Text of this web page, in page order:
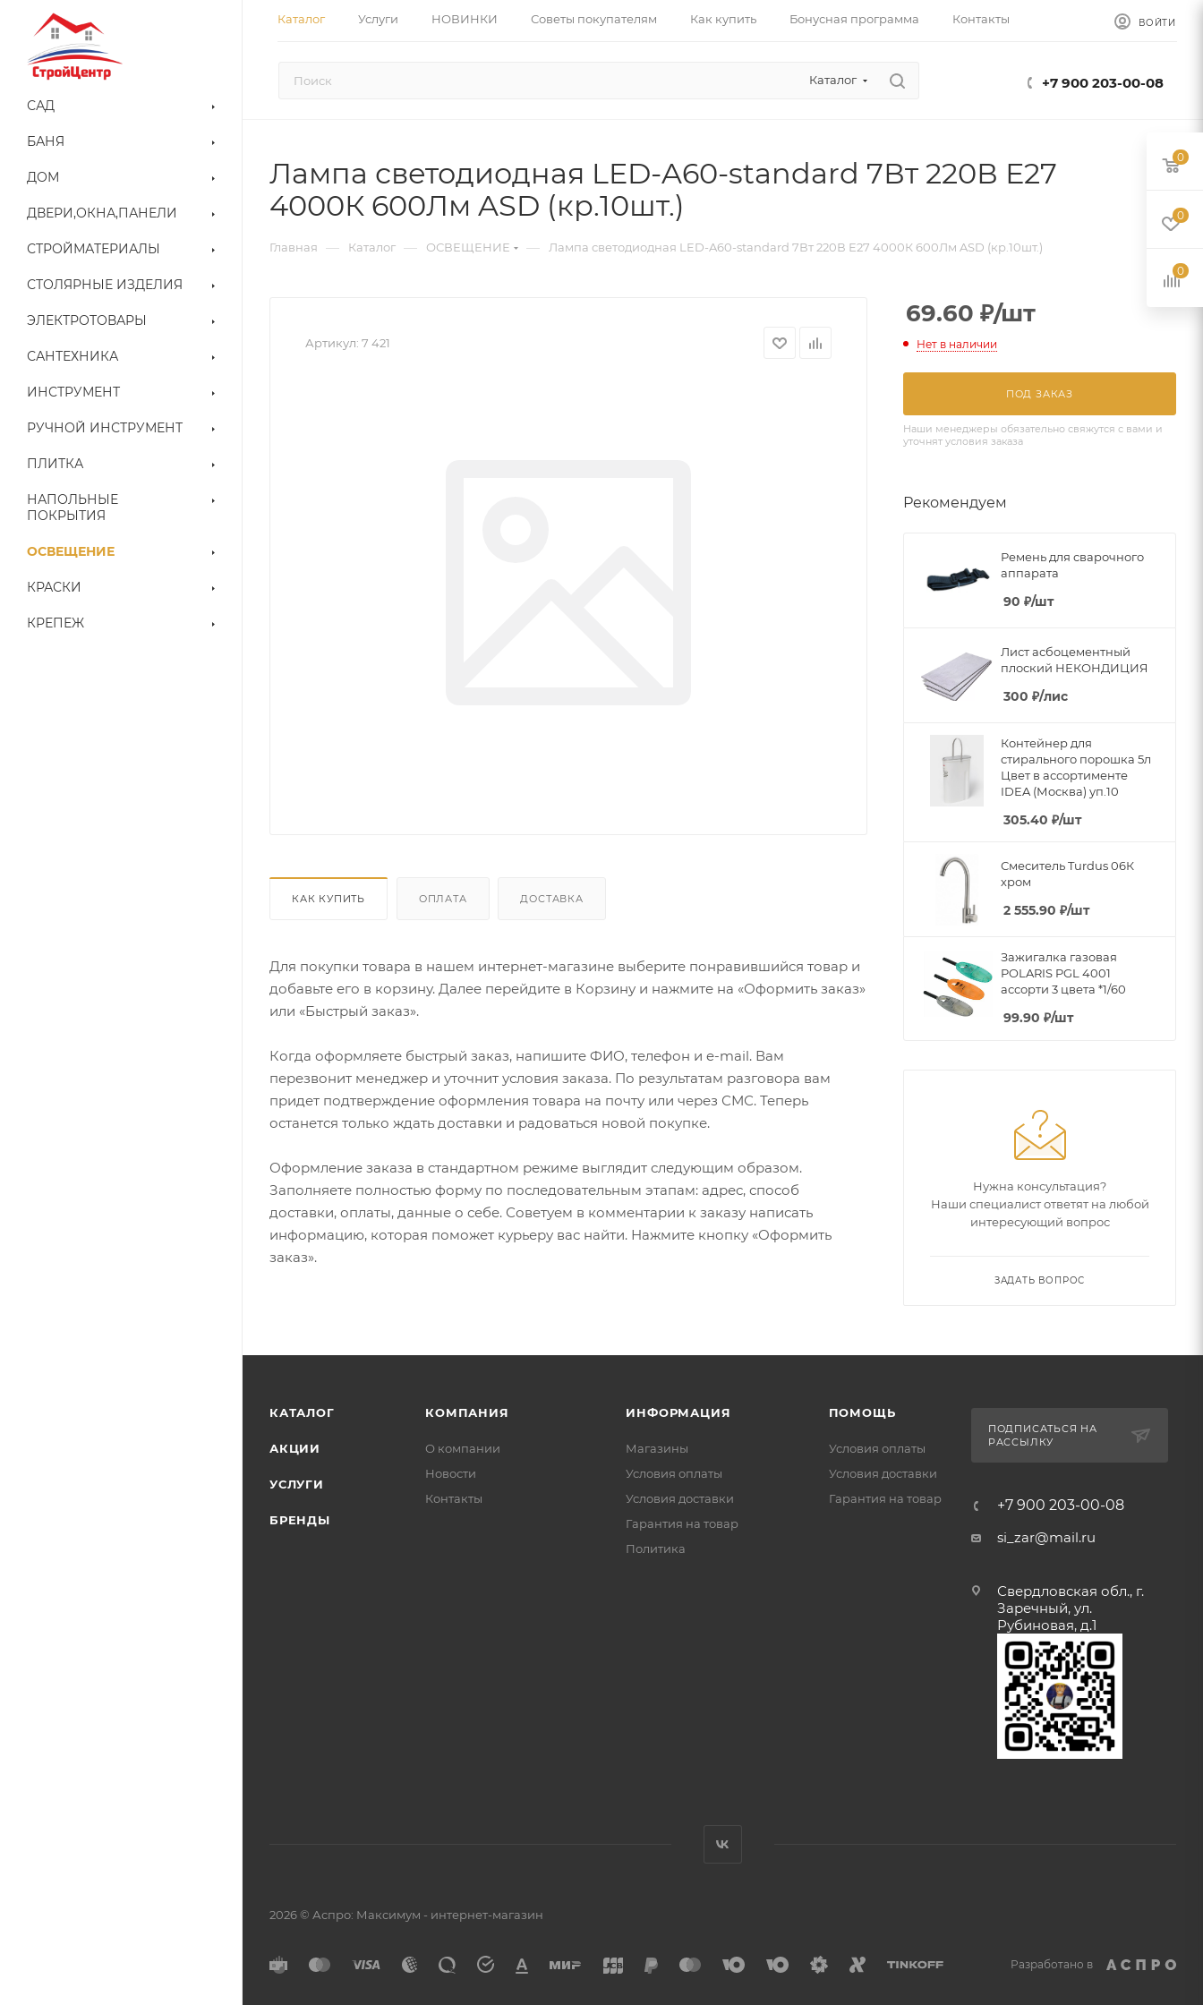
Каталог Услуги НОВИНКИ Советы покупателям Как купить Бонусная программа Контакты ВОЙТИ
Каталог +7 900 203-00-08
САД
БАНЯ
ДОМ
ДВЕРИ,ОКНА,ПАНЕЛИ
СТРОЙМАТЕРИАЛЫ
СТОЛЯРНЫЕ ИЗДЕЛИЯ
ЭЛЕКТРОТОВАРЫ
САНТЕХНИКА
ИНСТРУМЕНТ
РУЧНОЙ ИНСТРУМЕНТ
ПЛИТКА
НАПОЛЬНЫЕ
ПОКРЫТИЯ
ОСВЕЩЕНИЕ
КРАСКИ
КРЕПЕЖ
Лампа светодиодная LED-A60-standard 7Вт 220В Е27
4000К 600Лм ASD (кр.10шт.)
Главная — Каталог — ОСВЕЩЕНИЕ — Лампа светодиодная LED-A60-standard 7Вт 220В Е27 4000К 600Лм ASD (кр.10шт.)
Артикул: 7 421
КАК КУПИТЬ ОПЛАТА ДОСТАВКА
Для покупки товара в нашем интернет-магазине выберите понравившийся товар и
добавьте его в корзину. Далее перейдите в Корзину и нажмите на «Оформить заказ»
или «Быстрый заказ».
Когда оформляете быстрый заказ, напишите ФИО, телефон и e-mail. Вам
перезвонит менеджер и уточнит условия заказа. По результатам разговора вам
придет подтверждение оформления товара на почту или через СМС. Теперь
останется только ждать доставки и радоваться новой покупке.
Оформление заказа в стандартном режиме выглядит следующим образом.
Заполняете полностью форму по последовательным этапам: адрес, способ
доставки, оплаты, данные о себе. Советуем в комментарии к заказу написать
информацию, которая поможет курьеру вас найти. Нажмите кнопку «Оформить
заказ».
69.60 ₽/шт
Нет в наличии
ПОД ЗАКАЗ
Наши менеджеры обязательно свяжутся с вами и
уточнят условия заказа
Рекомендуем
Ремень для сварочного
аппарата
90 ₽/шт
Лист асбоцементный
плоский НЕКОНДИЦИЯ
300 ₽/лис
Контейнер для
стирального порошка 5л
Цвет в ассортименте
IDEA (Москва) уп.10
305.40 ₽/шт
Смеситель Turdus 06К
хром
2 555.90 ₽/шт
Зажигалка газовая
POLARIS PGL 4001
ассорти 3 цвета *1/60
99.90 ₽/шт
Нужна консультация?
Наши специалист ответят на любой
интересующий вопрос
ЗАДАТЬ ВОПРОС
КАТАЛОГ
АКЦИИ
УСЛУГИ
БРЕНДЫ
КОМПАНИЯ
О компании
Новости
Контакты
ИНФОРМАЦИЯ
Магазины
Условия оплаты
Условия доставки
Гарантия на товар
Политика
ПОМОЩЬ
Условия оплаты
Условия доставки
Гарантия на товар
ПОДПИСАТЬСЯ НА
РАССЫЛКУ
+7 900 203-00-08
si_zar@mail.ru
Свердловская обл., г.
Заречный, ул.
Рубиновая, д.1
2026 © Аспро: Максимум - интернет-магазин
Разработано в
0
0
0